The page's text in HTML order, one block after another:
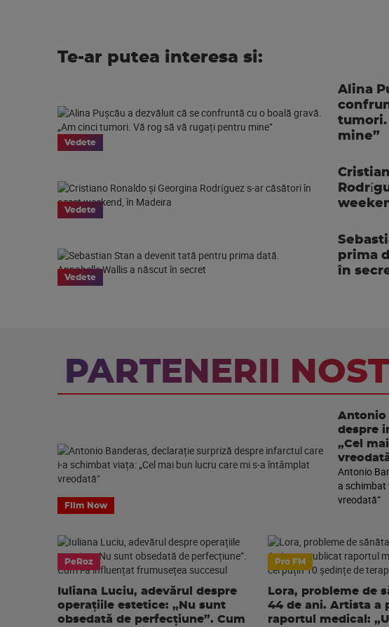
Te-ar putea interesa si:
Vedete
Alina
tumori.
mine”
Vedete
Vedete
prima
în
PARTENERII
Film Now
Antonio
despre
„Cel
Antonio
a schimbat
vreodată”
PeRoz
Iuliana Luciu, adevărul despre
operațiile estetice: „Nu sunt
obsedată de perfecțiune”. Cum
Pro FM
Lora, probleme de
44 de ani. Artista a
raportul medical: